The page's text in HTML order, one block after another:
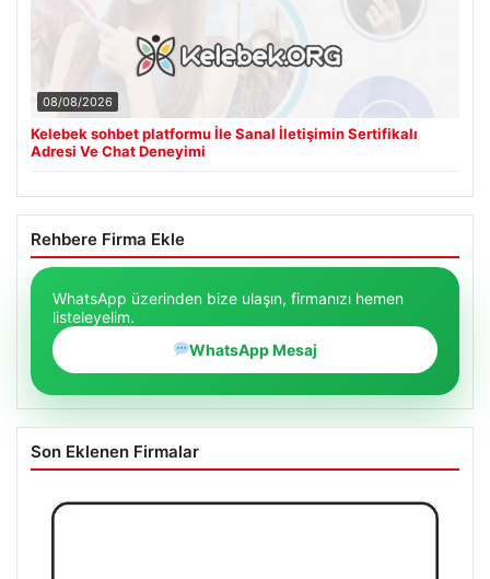
08/08/2026
Kelebek sohbet platformu İle Sanal İletişimin Sertifikalı
Adresi Ve Chat Deneyimi
Rehbere Firma Ekle
WhatsApp üzerinden bize ulaşın, firmanızı hemen
listeleyelim.
WhatsApp Mesaj
Son Eklenen Firmalar